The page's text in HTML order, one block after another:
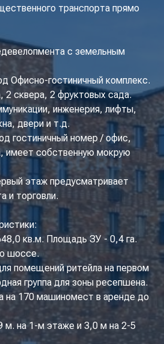
транспорта прямо
с земельным
Офисно-гостиничный комплекс.
2 сквера, 2 фруктовых сада.
инженерия, лифты,
двери и т.д.
гостиничный номер / офис,
имеет собственную мокрую
этаж предусматривает
и торговли.
кв.м. Площадь ЗУ - 0,4 га.
шоссе.
помещений ритейла на первом
группа для зоны ресепшена.
на 170 машиномест в аренде до
м. на 1-м этаже и 3,0 м на 2-5